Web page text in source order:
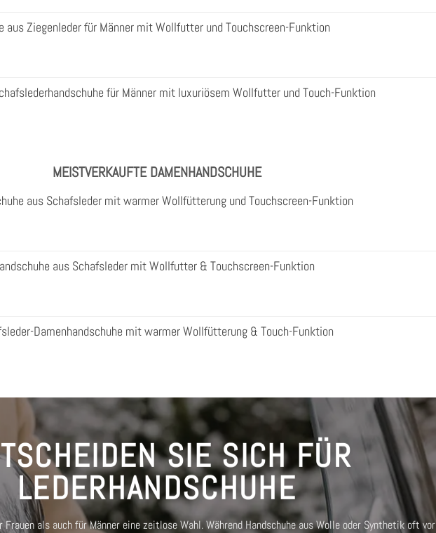
aus Ziegenleder für Männer mit Wollfutter und Touchscreen-Funktion
für Männer mit luxuriösem Wollfutter und Touch-Funktion
MEISTVERKAUFTE DAMENHANDSCHUHE
aus Schafsleder mit warmer Wollfütterung und Touchscreen-Funktion
aus Schafsleder mit Wollfutter & Touchscreen-Funktion
Damenhandschuhe mit warmer Wollfütterung & Touch-Funktion
SIE SICH FÜR
LEDERHANDSCHUHE
Frauen als auch für Männer eine zeitlose Wahl. Während Handschuhe aus Wolle oder Synthetik oft vor